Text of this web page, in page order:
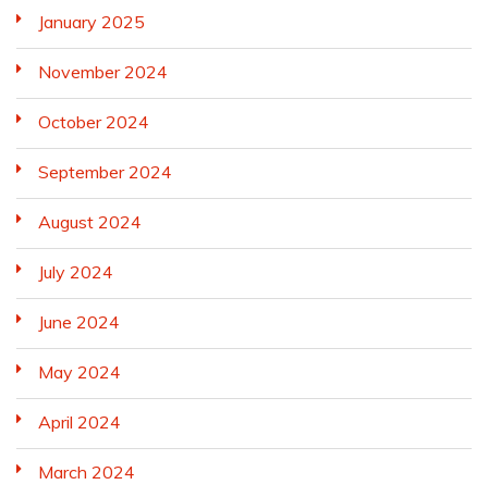
January 2025
November 2024
October 2024
September 2024
August 2024
July 2024
June 2024
May 2024
April 2024
March 2024